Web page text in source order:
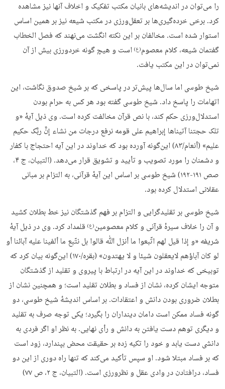
را می‌توان در اندیشه‌های بانیان مکتب تفکیک و اخلاف آنها نیز مشاهده
کرد. برخی خرده‌گیری‌ها بر تعقل‌ورزی در مکتب شیعه نیز بر همین اساس
استوار شده است. مخالفان بر این نکته انگشت می‌نهند که فصل الخطاب
گفتمان شیعه، کلام معصوم(ع) است و هیچ گونه خردورزی بیش از آن
نمی‌توان در این مکتب یافت.
شیخ طوسی اما سال‌ها پیش‌تر در پاسخی که بر شیخ صدوق نگاشت، این
اتهامات را پاسخ داد. شیخ طوسی گفته بود هر کس به حرام بودن
استدلال‌ورزی حکم کند، با نص قرآن مخالفت کرده است. وی ذیل آیهٔ «و
تلک حجتنا آتیناها إبراهیم علی قومه نرفع درجات من نشاء إنَّ ربَّک حکیم
علیم» (أنعام/۸۳) این‌گونه آورده بود که خداوند در این آیه احتجاج با کفار
و دشمنان را مورد تصویب و تأیید و تشویق قرار می‌دهد. (التبیان، ج ۴،
صص ۱۹۱-۱۹۲) شیخ طوسی بر اساس این آیهٔ قرآنی، به التزام بر مبانی
عقلانی استدلال کرده بود.
شیخ طوسی بر تقلیدگرایی و التزام بر فهم گذشتگان نیز خط بطلان کشید
و آن را خلاف سیرهٔ قرآنی و کلام معصومین(ع) قلمداد کرد. وی در ذیل آیهٔ
شریفه «و إذا قیل لهم اتّبعوا ما أنزل ﷲ قالوا بل نتّبع ما ألفینا علیه آبائنا أو
لو کان آباؤهم لایعقلون شیئا و لا یهتدون» (بقره/۱۷۰) این‌گونه بیان کرد که
توبیخی که خداوند در این آیه در ارتباط با پیروی و تقلید از گذشتگان
متوجه ایشان کرده، نشان از فساد و بطلان تقلید است؛ و همچنین نشان از
بطلان ضروری بودن دانش و اعتقادات. بر اساس اندیشهٔ شیخ طوسی، دو
گونه فساد ممکن است دامان دینداران را بگیرد؛ یکی توجه صرف به تقلید
و دیگری توهم دست یافتن به دانش و رأی نهایی. به نظر او اگر فردی به
دانشی دست یابد و خود را تکیه زده بر حقیقت محض بپندارد، زود است
که بر فساد مبتلا شود. او سپس تأکید می‌کند که تنها راه دوری از این دو
فساد، درافتادن در وادی عقل و نظرورزی است. (التبیان، ج ۲، ص ۷۷)